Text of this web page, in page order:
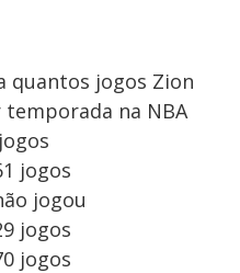
quantos jogos Zion
na NBA
jogos
jogou
jogos
jogos